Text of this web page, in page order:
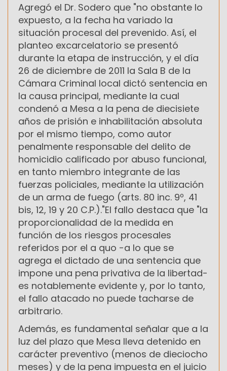
Agregó el Dr. Sodero que "no obstante lo
expuesto, a la fecha ha variado la
situación procesal del prevenido. Así, el
planteo excarcelatorio se presentó
durante la etapa de instrucción, y el día
26 de diciembre de 2011 la Sala B de la
Cámara Criminal local dictó sentencia en
la causa principal, mediante la cual
condenó a Mesa a la pena de diecisiete
años de prisión e inhabilitación absoluta
por el mismo tiempo, como autor
penalmente responsable del delito de
homicidio calificado por abuso funcional,
en tanto miembro integrante de las
fuerzas policiales, mediante la utilización
de un arma de fuego (arts. 80 inc. 9º, 41
bis, 12, 19 y 20 C.P.)."El fallo destaca que "la
proporcionalidad de la medida en
función de los riesgos procesales
referidos por el a quo -a lo que se
agrega el dictado de una sentencia que
impone una pena privativa de la libertad-
es notablemente evidente y, por lo tanto,
el fallo atacado no puede tacharse de
arbitrario.
Además, es fundamental señalar que a la
luz del plazo que Mesa lleva detenido en
carácter preventivo (menos de dieciocho
meses) y de la pena impuesta en el juicio